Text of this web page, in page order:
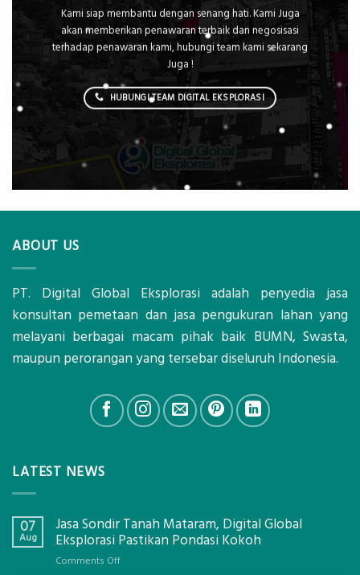
Kami siap membantu dengan senang hati. Kami Juga
akan memberikan penawaran terbaik dan negosisasi
terhadap penawaran kami, hubungi team kami sekarang
Juga !
HUBUNGI TEAM DIGITAL EKSPLORASI
ABOUT US
PT. Digital Global Eksplorasi adalah penyedia jasa
konsultan pemetaan dan jasa pengukuran lahan yang
melayani berbagai macam pihak baik BUMN, Swasta,
maupun perorangan yang tersebar diseluruh Indonesia.
LATEST NEWS
07
Aug
Jasa Sondir Tanah Mataram, Digital Global
Eksplorasi Pastikan Pondasi Kokoh
Comments Offon